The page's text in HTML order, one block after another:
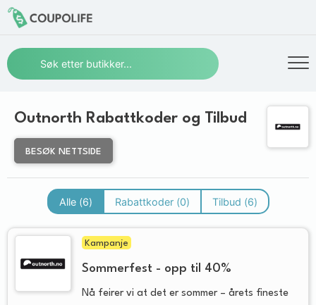
Outnorth Rabattkoder og Tilbud
BESØK NETTSIDE
Alle (6) Rabattkoder (0) Tilbud (6)
Kampanje
Sommerfest - opp til 40%
Nå feirer vi at det er sommer – årets fineste